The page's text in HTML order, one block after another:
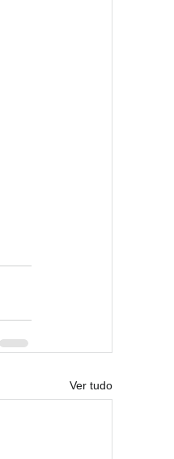
Ver tudo